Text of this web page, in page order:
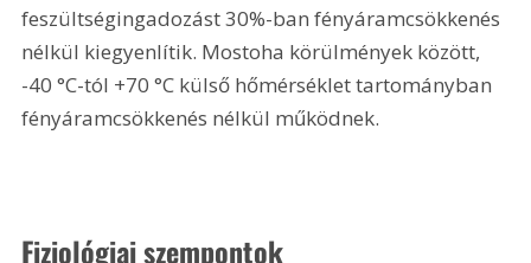
feszültségingadozást 30%-ban fényáramcsökkenés
nélkül kiegyenlítik. Mostoha körülmények között,
-40 °C-tól +70 °C külső hőmérséklet tartományban
fényáramcsökkenés nélkül működnek.
Fiziológiai szempontok